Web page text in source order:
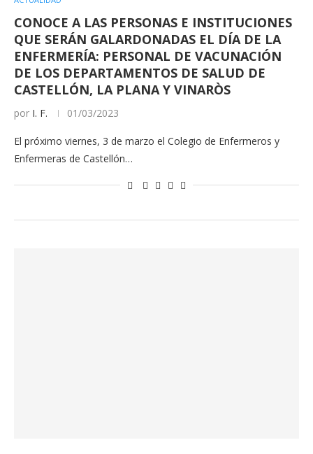
CONOCE A LAS PERSONAS E INSTITUCIONES
QUE SERÁN GALARDONADAS EL DÍA DE LA
ENFERMERÍA: PERSONAL DE VACUNACIÓN
DE LOS DEPARTAMENTOS DE SALUD DE
CASTELLÓN, LA PLANA Y VINARÒS
por I. F. 01/03/2023
El próximo viernes, 3 de marzo el Colegio de Enfermeros y
Enfermeras de Castellón…